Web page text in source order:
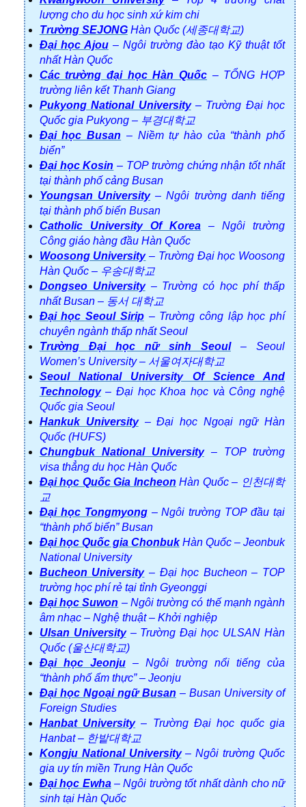
lượng cho du học sinh xứ kim chi
Trường SEJONGHàn Quốc (세종대학교)
Đại học Ajou– Ngôi trường đào tạo Kỹ thuật tốt
nhất Hàn Quốc
Các trường đại học Hàn Quốc – TỔNG HỢP
trường liên kết Thanh Giang
Pukyong National University– Trường Đại học
Quốc gia Pukyong – 부경대학교
Đại học Busan – Niềm tự hào của “thành phố
biển”
Đại học Kosin – TOP trường chứng nhận tốt nhất
tại thành phố cảng Busan
Youngsan University– Ngôi trường danh tiếng
tại thành phố biển Busan
Catholic University Of Korea– Ngôi trường
Công giáo hàng đầu Hàn Quốc
Woosong University– Trường Đại học Woosong
Hàn Quốc – 우송대학교
Dongseo University– Trường có học phí thấp
nhất Busan – 동서 대학교
Đại học Seoul Sirip– Trường công lập học phí
chuyên ngành thấp nhất Seoul
Trường Đại học nữ sinh Seoul– Seoul
Women’s University – 서울여자대학교
Seoul National University Of Science And
Technology– Đại học Khoa học và Công nghệ
Quốc gia Seoul
Hankuk University– Đại học Ngoại ngữ Hàn
Quốc (HUFS)
Chungbuk National University– TOP trường
visa thẳng du học Hàn Quốc
Đại học Quốc Gia Incheon Hàn Quốc – 인천대학
교
Đại học Tongmyong– Ngôi trường TOP đầu tại
“thành phố biển” Busan
Đại học Quốc gia ChonbukHàn Quốc – Jeonbuk
National University
Bucheon University– Đại học Bucheon – TOP
trường học phí rẻ tại tỉnh Gyeonggi
Đại học Suwon – Ngôi trường có thế mạnh ngành
âm nhạc – Nghệ thuật – Khởi nghiệp
Ulsan University– Trường Đại học ULSAN Hàn
Quốc (울산대학교)
Đại học Jeonju– Ngôi trường nổi tiếng của
“thành phố ẩm thực” – Jeonju
Đại học Ngoại ngữ Busan – Busan University of
Foreign Studies
Hanbat University– Trường Đại học quốc gia
Hanbat – 한밭대학교
Kongju National University– Ngôi trường Quốc
gia uy tín miền Trung Hàn Quốc
Đại học Ewha– Ngôi trường tốt nhất dành cho nữ
sinh tại Hàn Quốc